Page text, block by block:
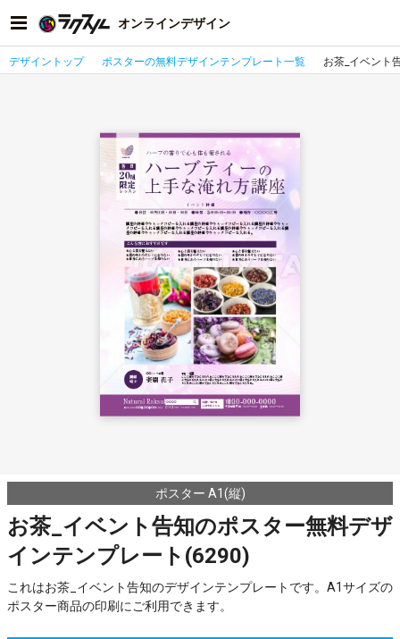
オンラインデザイン
デザイントップ ポスターの無料デザインテンプレート一覧 お茶_イベント
ポスター A1(縦)
お茶_イベント告知のポスター無料デザ
インテンプレート(6290)
これはお茶_イベント告知のデザインテンプレートです。A1サイズの
ポスター商品の印刷にご利用できます。